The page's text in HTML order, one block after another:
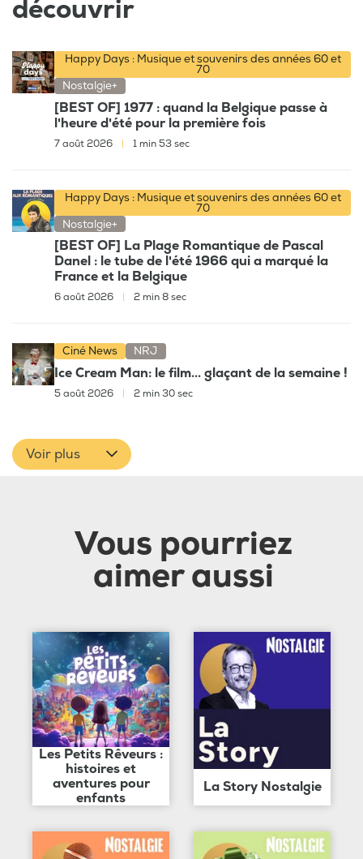
découvrir
Happy Days : Musique et souvenirs des années 60 et
70
Nostalgie+
[BEST OF] 1977 : quand la Belgique passe à
l'heure d'été pour la première fois
7 août 2026 | 1 min 53 sec
Happy Days : Musique et souvenirs des années 60 et
70
Nostalgie+
[BEST OF] La Plage Romantique de Pascal
Danel : le tube de l'été 1966 qui a marqué la
France et la Belgique
6 août 2026 2 min 8 sec
Ciné News NRJ
Ice Cream Man: le film... glaçant de la semaine !
5 août 2026 2 min 30 sec
Voir plus
Vous pourriez
aimer aussi
Les Petits Rêveurs :
histoires et
aventures pour
enfants
La Story Nostalgie